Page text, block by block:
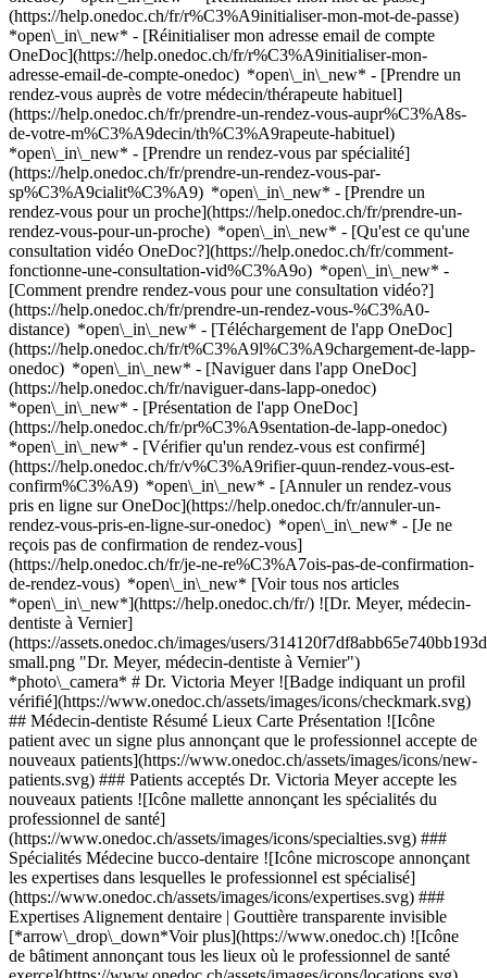
(https://help.onedoc.ch/fr/r%C3%A9initialiser-mon-mot-de-passe)
*open\_in\_new* - [Réinitialiser mon adresse email de compte
OneDoc](https://help.onedoc.ch/fr/r%C3%A9initialiser-mon-
adresse-email-de-compte-onedoc) *open\_in\_new* - [Prendre un
rendez-vous auprès de votre médecin/thérapeute habituel]
(https://help.onedoc.ch/fr/prendre-un-rendez-vous-aupr%C3%A8s-
de-votre-m%C3%A9decin/th%C3%A9rapeute-habituel)
*open\_in\_new* - [Prendre un rendez-vous par spécialité]
(https://help.onedoc.ch/fr/prendre-un-rendez-vous-par-
sp%C3%A9cialit%C3%A9) *open\_in\_new* - [Prendre un
rendez-vous pour un proche](https://help.onedoc.ch/fr/prendre-un-
rendez-vous-pour-un-proche) *open\_in\_new* - [Qu'est ce qu'une
consultation vidéo OneDoc?](https://help.onedoc.ch/fr/comment-
fonctionne-une-consultation-vid%C3%A9o) *open\_in\_new* -
[Comment prendre rendez-vous pour une consultation vidéo?]
(https://help.onedoc.ch/fr/prendre-un-rendez-vous-%C3%A0-
distance) *open\_in\_new* - [Téléchargement de l'app OneDoc]
(https://help.onedoc.ch/fr/t%C3%A9l%C3%A9chargement-de-lapp-
onedoc) *open\_in\_new* - [Naviguer dans l'app OneDoc]
(https://help.onedoc.ch/fr/naviguer-dans-lapp-onedoc)
*open\_in\_new* - [Présentation de l'app OneDoc]
(https://help.onedoc.ch/fr/pr%C3%A9sentation-de-lapp-onedoc)
*open\_in\_new* - [Vérifier qu'un rendez-vous est confirmé]
(https://help.onedoc.ch/fr/v%C3%A9rifier-quun-rendez-vous-est-
confirm%C3%A9) *open\_in\_new* - [Annuler un rendez-vous
pris en ligne sur OneDoc](https://help.onedoc.ch/fr/annuler-un-
rendez-vous-pris-en-ligne-sur-onedoc) *open\_in\_new* - [Je ne
reçois pas de confirmation de rendez-vous]
(https://help.onedoc.ch/fr/je-ne-re%C3%A7ois-pas-de-confirmation-
de-rendez-vous) *open\_in\_new* [Voir tous nos articles
*open\_in\_new*](https://help.onedoc.ch/fr/) ![Dr. Meyer, médecin-
dentiste à Vernier]
(https://assets.onedoc.ch/images/users/
small.png "Dr. Meyer, médecin-dentiste à Vernier")
*photo\_camera* # Dr. Victoria Meyer ![Badge indiquant un profil
vérifié](https://www.onedoc.ch/assets/images/icons/checkmark.svg)
## Médecin-dentiste Résumé Lieux Carte Présentation ![Icône
patient avec un signe plus annonçant que le professionnel accepte de
nouveaux patients](https://www.onedoc.ch/assets/images/icons/new-
patients.svg) ### Patients acceptés Dr. Victoria Meyer accepte les
nouveaux patients ![Icône mallette annonçant les spécialités du
professionnel de santé]
(https://www.onedoc.ch/assets/images/icons/specialties.svg) ###
Spécialités Médecine bucco-dentaire ![Icône microscope annonçant
les expertises dans lesquelles le professionnel est spécialisé]
(https://www.onedoc.ch/assets/images/icons/expertises.svg) ###
Expertises Alignement dentaire | Gouttière transparente invisible
[*arrow\_drop\_down*Voir plus](https://www.onedoc.ch) ![Icône
de bâtiment annonçant tous les lieux où le professionnel de santé